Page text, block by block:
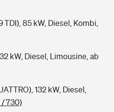
TDI), 85 kW, Diesel, Kombi,
kW, Diesel, Limousine, ab
132 kW, Diesel,
730)